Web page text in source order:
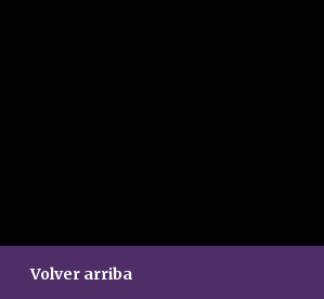
Volver arriba